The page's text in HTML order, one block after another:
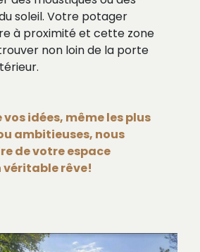
soleil. Votre potager
à proximité et cette zone
non loin de la porte
idées, même les plus
ambitieuses, nous
de votre espace
véritable rêve!